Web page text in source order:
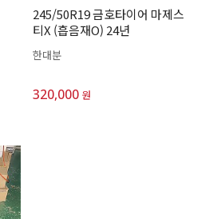
245/50R19 금호타이어 마제스
티X (흡음재O) 24년
한대분
320,000 원